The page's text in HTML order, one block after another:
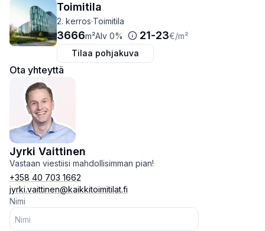
Toimitila
2. kerros·Toimitila
3666m²Alv 0% 21-23€/m²
Tilaa pohjakuva
Ota yhteyttä
Jyrki Vaittinen
Vastaan viestiisi mahdollisimman pian!
+358 40 703 1662
jyrki.vaittinen@kaikkitoimitilat.fi
Nimi